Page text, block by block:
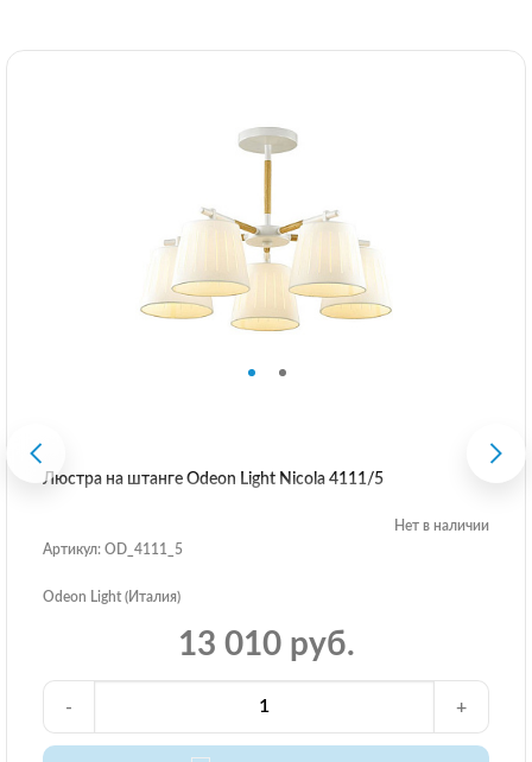
Люстра на штанге Odeon Light Nicola 4111/5
Нет в наличии
Артикул: OD_4111_5
Odeon Light (Италия)
13 010 руб.
- +